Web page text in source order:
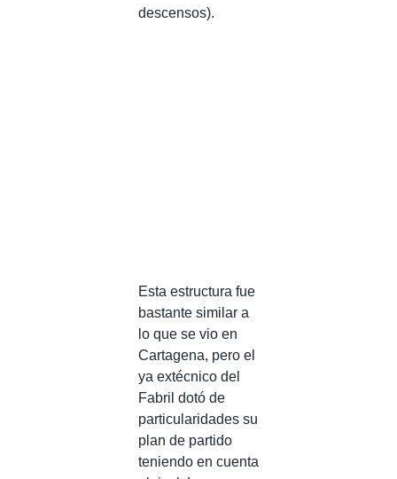
descensos).
Esta estructura fue
bastante similar a
lo que se vio en
Cartagena, pero el
ya extécnico del
Fabril dotó de
particularidades su
plan de partido
teniendo en cuenta